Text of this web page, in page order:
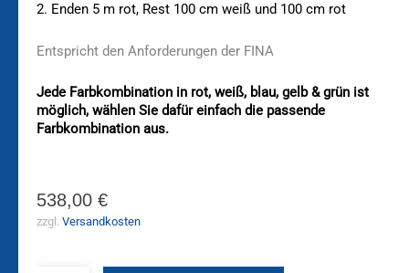
2. Enden 5 m rot, Rest 100 cm weiß und 100 cm rot
Entspricht den Anforderungen der FINA
Jede Farbkombination in rot, weiß, blau, gelb & grün ist
möglich, wählen Sie dafür einfach die passende
Farbkombination aus.
538,00 €
zzgl. Versandkosten